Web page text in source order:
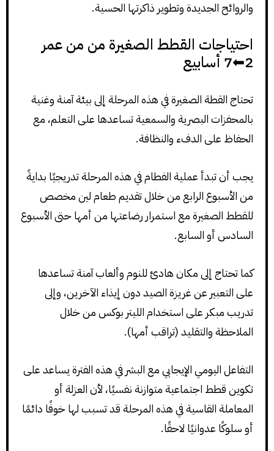
والروائح الجديدة وتطوير ذاكرتها الحسية.
احتياجات القطط الصغيرة من من عمر
2⬅7 أسابيع
تحتاج القطة الصغيرة في هذه المرحلة إلى بيئة آمنة وغنية
بالمحفزات البصرية والسمعية تساعدها على التعلم، مع
الحفاظ على الدفء والنظافة.
يجب أن تبدأ عملية الفطام في هذه المرحلة تدريجيًا بدايةً
من الأسبوع الرابع من خلال تقديم طعام لين مخصص
للقطط الصغيرة مع استمرار رضاعتها من أمها حتى الأسبوع
السادس أو السابع.
كما تحتاج إلى مكان هادئ للنوم وألعاب آمنة تساعدها
على التعبير عن غريزة الصيد دون إيذاء الآخرين، وإلى
تدريب مبكر على استخدام الليتر بوكس من خلال
الملاحظة والتقليد (تراقب أمها).
التفاعل اليومي الإيجابي مع البشر في هذه الفترة يساعد على
تكوين قطط اجتماعية متوازنة نفسيًا، لأن العزلة أو
المعاملة القاسية في هذه المرحلة قد تسبب لها خوفًا دائمًا
أو سلوكًا عدوانيًا لاحقًا.